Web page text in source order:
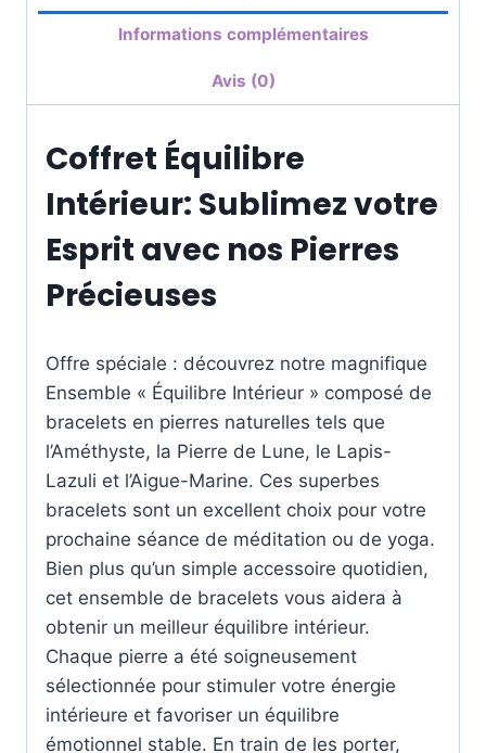
Informations complémentaires
Avis (0)
Coffret Équilibre
Intérieur: Sublimez votre
Esprit avec nos Pierres
Précieuses
Offre spéciale : découvrez notre magnifique
Ensemble « Équilibre Intérieur » composé de
bracelets en pierres naturelles tels que
l’Améthyste, la Pierre de Lune, le Lapis-
Lazuli et l’Aigue-Marine. Ces superbes
bracelets sont un excellent choix pour votre
prochaine séance de méditation ou de yoga.
Bien plus qu’un simple accessoire quotidien,
cet ensemble de bracelets vous aidera à
obtenir un meilleur équilibre intérieur.
Chaque pierre a été soigneusement
sélectionnée pour stimuler votre énergie
intérieure et favoriser un équilibre
émotionnel stable. En train de les porter,